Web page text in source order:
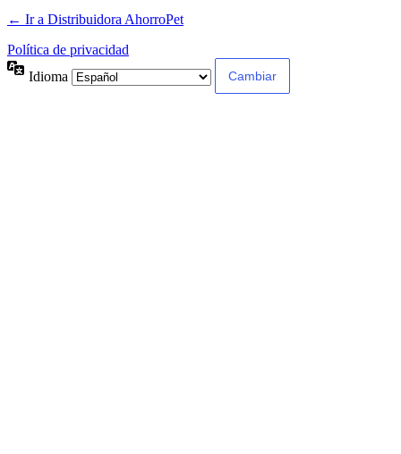
← Ir a Distribuidora AhorroPet
Política de privacidad
Idioma